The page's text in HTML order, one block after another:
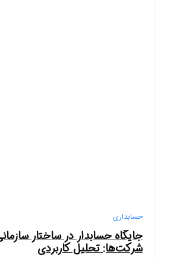
حسابداری
جایگاه حسابدار در ساختار
شرکت‌ها: تحلیل کاربردی